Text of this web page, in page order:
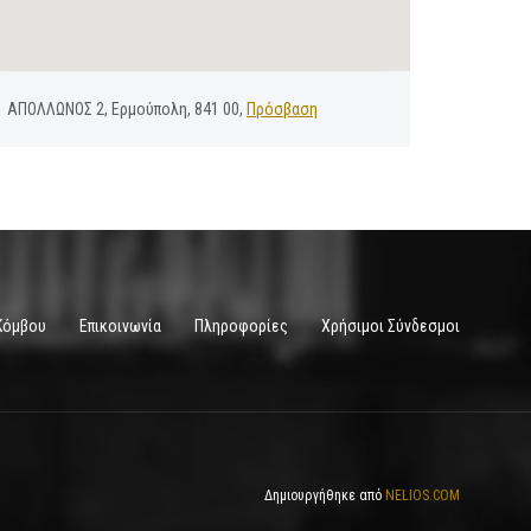
ΑΠΟΛΛΩΝΟΣ 2, Ερμούπολη, 841 00, Πρόσβαση
Επικοινωνία Πληροφορίες Χρήσιμοι Σύνδεσμοι
Δημιουργήθηκε από NELIOS.COM